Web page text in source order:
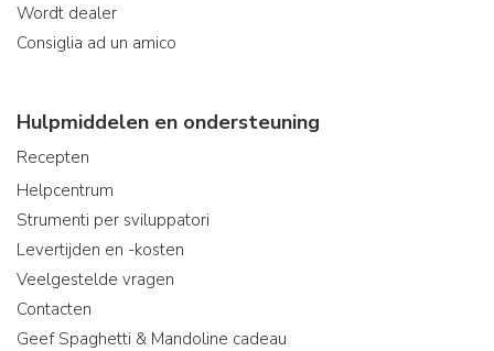
Wordt dealer
Consiglia ad un amico
Hulpmiddelen en ondersteuning
Recepten
Helpcentrum
Strumenti per sviluppatori
Levertijden en -kosten
Veelgestelde vragen
Contacten
Geef Spaghetti & Mandoline cadeau